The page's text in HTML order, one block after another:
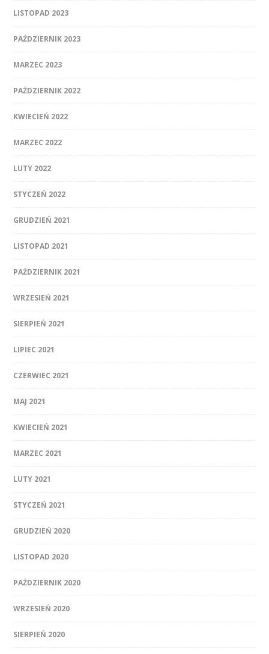
LISTOPAD 2023
PAŹDZIERNIK 2023
MARZEC 2023
PAŹDZIERNIK 2022
KWIECIEŃ 2022
MARZEC 2022
LUTY 2022
STYCZEŃ 2022
GRUDZIEŃ 2021
LISTOPAD 2021
PAŹDZIERNIK 2021
WRZESIEŃ 2021
SIERPIEŃ 2021
LIPIEC 2021
CZERWIEC 2021
MAJ 2021
KWIECIEŃ 2021
MARZEC 2021
LUTY 2021
STYCZEŃ 2021
GRUDZIEŃ 2020
LISTOPAD 2020
PAŹDZIERNIK 2020
WRZESIEŃ 2020
SIERPIEŃ 2020